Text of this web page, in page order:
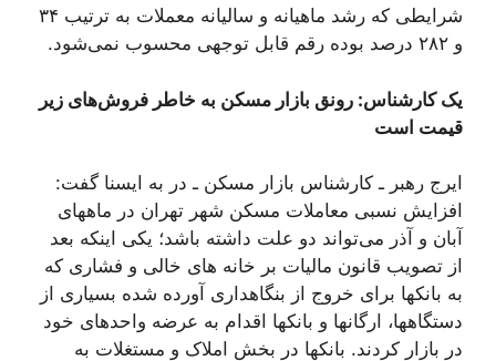
شرایطی که رشد ماهیانه و سالیانه معملات به ترتیب ۳۴
و ۲۸۲ درصد بوده رقم قابل توجهی محسوب نمی‌شود.
یک کارشناس: رونق بازار مسکن به خاطر فروش‌های زیر
قیمت است
ایرج رهبر ـ کارشناس بازار مسکن ـ در به ایسنا گفت:
افزایش نسبی معاملات مسکن شهر تهران در ماههای
آبان و آذر می‌تواند دو علت داشته باشد؛ یکی اینکه بعد
از تصویب قانون مالیات بر خانه های خالی و فشاری که
به بانکها برای خروج از بنگاهداری آورده شده بسیاری از
دستگاهها، ارگانها و بانکها اقدام به عرضه واحدهای خود
در بازار کردند. بانکها در بخش املاک و مستغلات به